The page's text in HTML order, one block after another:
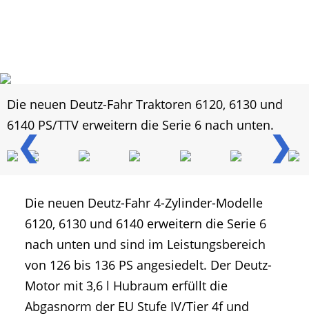
❮ ❯
Die neuen Deutz-Fahr Traktoren 6120, 6130 und
6140 PS/TTV erweitern die Serie 6 nach unten.
Die neuen Deutz-Fahr 4-Zylinder-Modelle
6120, 6130 und 6140 erweitern die Serie 6
nach unten und sind im Leistungsbereich
von 126 bis 136 PS angesiedelt. Der Deutz-
Motor mit 3,6 l Hubraum erfüllt die
Abgasnorm der EU Stufe IV/Tier 4f und